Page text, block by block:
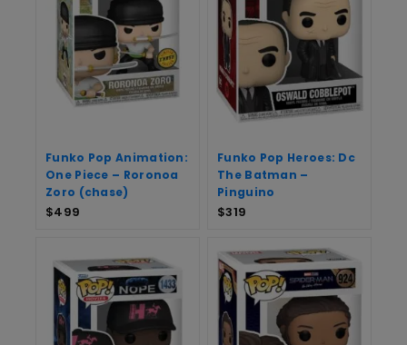
Funko Pop Animation:
One Piece – Roronoa
Zoro (chase)
$499
Funko Pop Heroes: Dc
The Batman –
Pinguino
$319